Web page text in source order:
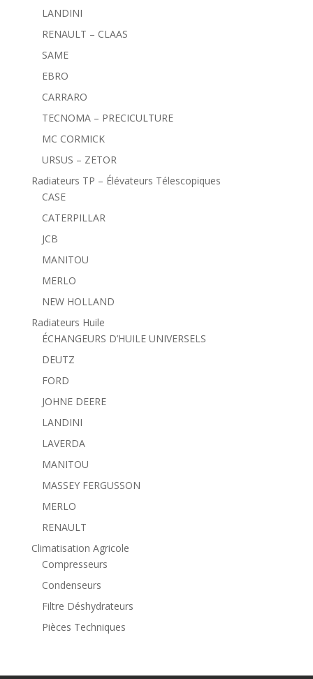
LANDINI
RENAULT – CLAAS
SAME
EBRO
CARRARO
TECNOMA – PRECICULTURE
MC CORMICK
URSUS – ZETOR
Radiateurs TP – Élévateurs Télescopiques
CASE
CATERPILLAR
JCB
MANITOU
MERLO
NEW HOLLAND
Radiateurs Huile
ÉCHANGEURS D’HUILE UNIVERSELS
DEUTZ
FORD
JOHNE DEERE
LANDINI
LAVERDA
MANITOU
MASSEY FERGUSSON
MERLO
RENAULT
Climatisation Agricole
Compresseurs
Condenseurs
Filtre Déshydrateurs
Pièces Techniques